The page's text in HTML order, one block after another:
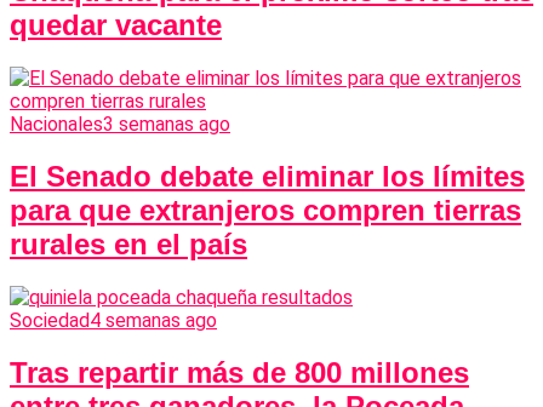
quedar vacante
Nacionales3 semanas ago
El Senado debate eliminar los límites
para que extranjeros compren tierras
rurales en el país
Sociedad4 semanas ago
Tras repartir más de 800 millones